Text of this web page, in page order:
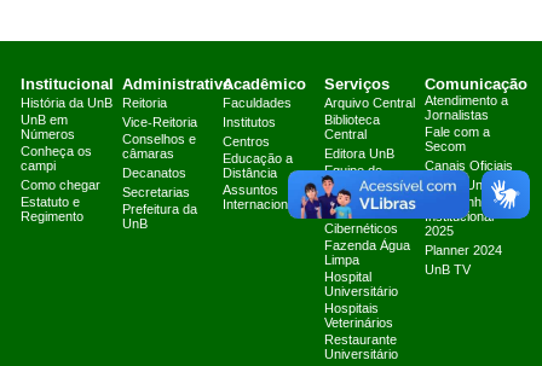
Institucional
História da UnB
UnB em
Números
Conheça os
campi
Como chegar
Estatuto e
Regimento
Administrativo
Reitoria
Vice-Reitoria
Conselhos e
câmaras
Decanatos
Secretarias
Prefeitura da
UnB
Acadêmico
Faculdades
Institutos
Centros
Educação a
Distância
Assuntos
Internacionais
Serviços
Arquivo Central
Biblioteca
Central
Editora UnB
Equipe de
Tratamento e
Resposta a
Incidentes
Cibernéticos
Fazenda Água
Limpa
Hospital
Universitário
Hospitais
Veterinários
Restaurante
Universitário
Comunicação
Atendimento a
Jornalistas
Fale com a
Secom
Canais Oficiais
Marca UnB
Campanha
Institucional
2025
Planner 2024
UnB TV